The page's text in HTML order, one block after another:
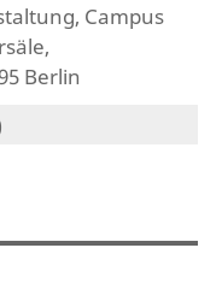
Campus
Berlin